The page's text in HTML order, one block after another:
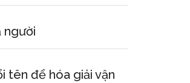
người
tên để hóa giải vận